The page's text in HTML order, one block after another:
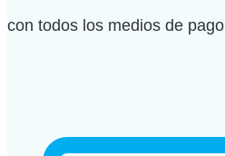
con todos los medios de pago